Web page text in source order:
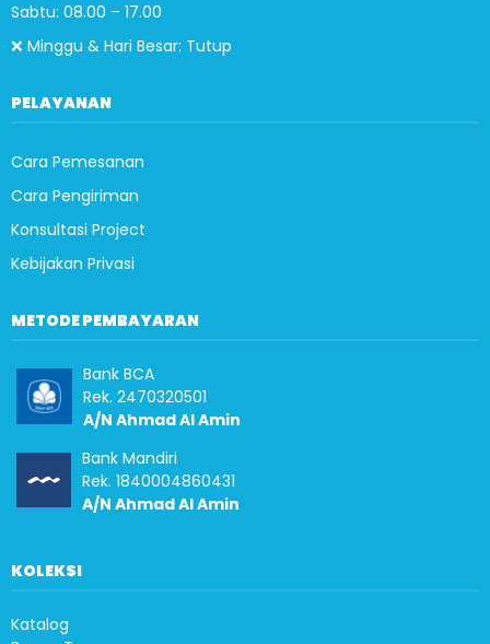
Sabtu: 08.00 – 17.00
❌ Minggu & Hari Besar: Tutup
PELAYANAN
Cara Pemesanan
Cara Pengiriman
Konsultasi Project
Kebijakan Privasi
METODE PEMBAYARAN
Bank BCA
Rek. 2470320501
A/N Ahmad Al Amin
Bank Mandiri
Rek. 1840004860431
A/N Ahmad Al Amin
KOLEKSI
Katalog